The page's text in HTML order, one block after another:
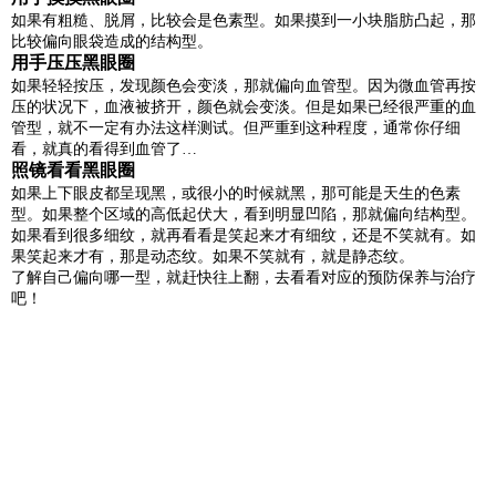
如果有粗糙、脱屑，比较会是色素型。如果摸到一小块脂肪凸起，那
比较偏向眼袋造成的结构型。
用手压压黑眼圈
如果轻轻按压，发现颜色会变淡，那就偏向血管型。因为微血管再按
压的状况下，血液被挤开，颜色就会变淡。但是如果已经很严重的血
管型，就不一定有办法这样测试。但严重到这种程度，通常你仔细
看，就真的看得到血管了…
照镜看看黑眼圈
如果上下眼皮都呈现黑，或很小的时候就黑，那可能是天生的色素
型。如果整个区域的高低起伏大，看到明显凹陷，那就偏向结构型。
如果看到很多细纹，就再看看是笑起来才有细纹，还是不笑就有。如
果笑起来才有，那是动态纹。如果不笑就有，就是静态纹。
了解自己偏向哪一型，就赶快往上翻，去看看对应的预防保养与治疗
吧！